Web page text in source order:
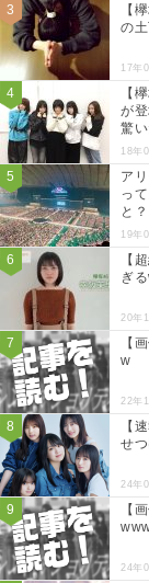
【
の
17年
【
が
驚
18年
ア
っ
と？
19年
【
ぎ
20年
【
w
22年
【
せ
24年
【
24年